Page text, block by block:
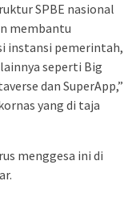
SPBE nasional
membantu
instansi pemerintah,
seperti Big
dan SuperApp,”
yang di taja
menggesa ini di